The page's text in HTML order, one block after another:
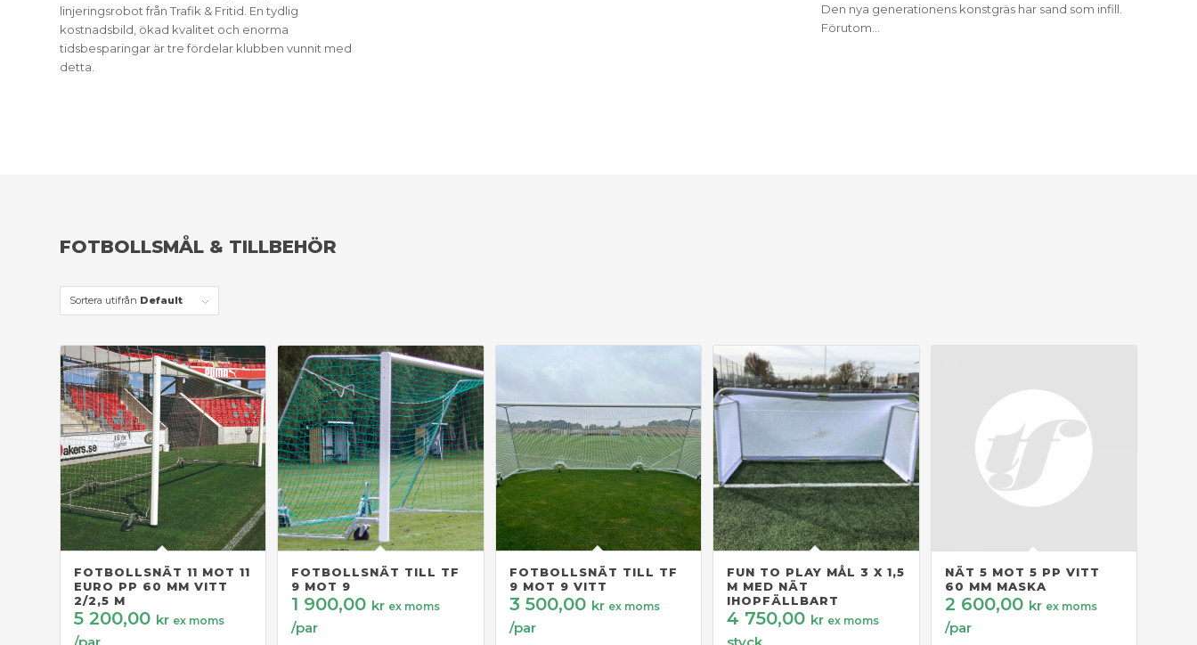
linjeringsrobot från Trafik & Fritid. En tydlig
kostnadsbild, ökad kvalitet och enorma
tidsbesparingar är tre fördelar klubben vunnit med
detta.
Den nya generationens konstgräs har sand som infill.
Förutom…
FOTBOLLSMÅL & TILLBEHÖR
Sortera utifrån Default
FOTBOLLSNÄT 11 MOT 11
EURO PP 60 MM VITT
2/2,5 M
5 200,00 kr ex moms
FOTBOLLSNÄT TILL TF
9 MOT 9
1 900,00 kr ex moms
/par
FOTBOLLSNÄT TILL TF
9 MOT 9 VITT
3 500,00 kr ex moms
/par
FUN TO PLAY MÅL 3 X 1,5
M MED NÄT
IHOPFÄLLBART
4 750,00 kr ex moms
NÄT 5 MOT 5 PP VITT
60 MM MASKA
2 600,00 kr ex moms
/par